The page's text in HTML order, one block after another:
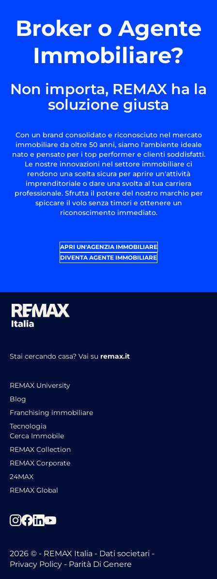
Broker o Agente
Immobiliare?
Non importa, REMAX ha la
soluzione giusta
Con un brand consolidato e riconosciuto nel mercato
immobiliare da oltre 50 anni, siamo l'ambiente ideale
nato e pensato per i top performer e clienti soddisfatti.
Le nostre innovazioni nel settore immobiliare ci
rendono una scelta sicura per aprire un'attività
imprenditoriale o dare una svolta al tua carriera
professionale. Sfrutta il potere del nostro marchio per
spiccare il volo senza timori e ottenere un
riconoscimento immediato.
APRI UN'AGENZIA IMMOBILIARE
DIVENTA AGENTE IMMOBILIARE
Stai cercando casa? Vai su remax.it
REMAX University
Blog
Franchising immobiliare
Tecnologia
Cerca Immobile
REMAX Collection
REMAX Corporate
24MAX
REMAX Global
2026 © - REMAX Italia - Dati societari -
Privacy Policy - Parità Di Genere